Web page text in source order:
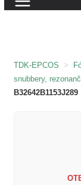
TDK-EPCOS >
snubbery,
B32642B1153J289